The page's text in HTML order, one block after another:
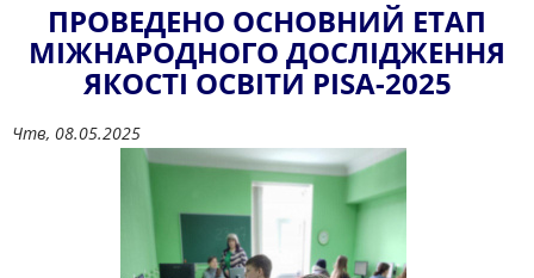
ПРОВЕДЕНО ОСНОВНИЙ ЕТАП
МІЖНАРОДНОГО ДОСЛІДЖЕННЯ
ЯКОСТІ ОСВІТИ PISA-2025
Чтв, 08.05.2025